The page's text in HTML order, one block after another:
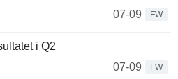
07-09
FW
i Q2
07-09
FW